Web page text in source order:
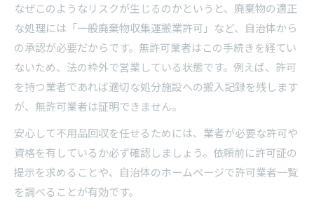
なぜこのようなリスクが生じるのかというと、廃棄物の適正
な処理には「一般廃棄物収集運搬業許可」など、自治体から
の承認が必要だからです。無許可業者はこの手続きを経てい
ないため、法の枠外で営業している状態です。例えば、許可
を持つ業者であれば適切な処分施設への搬入記録を残します
が、無許可業者は証明できません。
安心して不用品回収を任せるためには、業者が必要な許可や
資格を有しているか必ず確認しましょう。依頼前に許可証の
提示を求めることや、自治体のホームページで許可業者一覧
を調べることが有効です。